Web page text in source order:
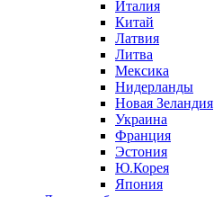
Италия
Китай
Латвия
Литва
Мексика
Нидерланды
Новая Зеландия
Украина
Франция
Эстония
Ю.Корея
Япония